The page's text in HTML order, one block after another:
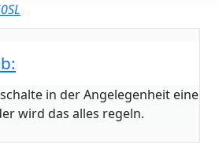
in der Angelegenheit eine
wird das alles regeln.